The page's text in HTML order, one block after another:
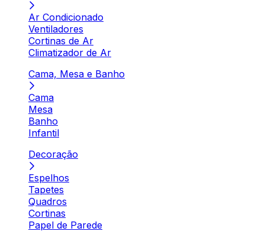
Ar Condicionado
Ventiladores
Cortinas de Ar
Climatizador de Ar
Cama, Mesa e Banho
Cama
Mesa
Banho
Infantil
Decoração
Espelhos
Tapetes
Quadros
Cortinas
Papel de Parede